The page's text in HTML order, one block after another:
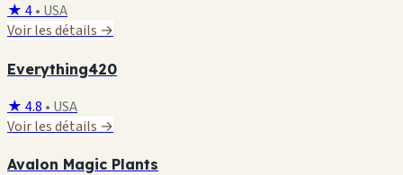
★ 4• USA
Voir les détails →
Everything420
★ 4.8 • USA
Voir les détails →
Avalon Magic Plants